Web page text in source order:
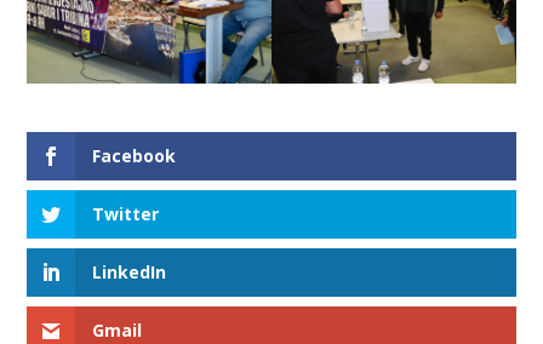
Facebook
Twitter
LinkedIn
Gmail